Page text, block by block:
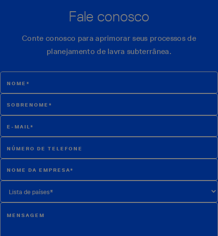
Fale conosco
Conte conosco para aprimorar seus processos de
planejamento de lavra subterrânea.